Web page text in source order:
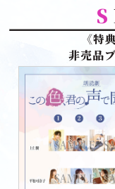
S
《特
非売品